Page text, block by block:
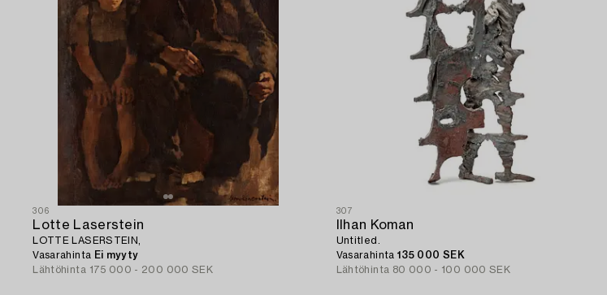
306
Lotte Laserstein
LOTTE LASERSTEIN,
Vasarahinta Ei myyty
Lähtöhinta 175 000 - 200 000 SEK
307
Ilhan Koman
Untitled.
Vasarahinta 135 000 SEK
Lähtöhinta 80 000 - 100 000 SEK